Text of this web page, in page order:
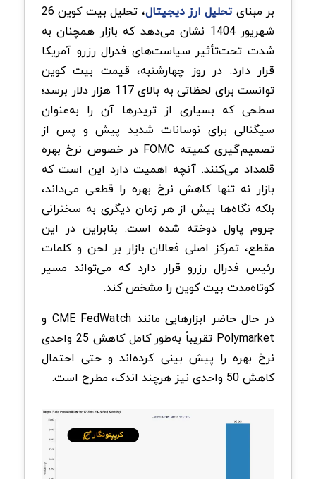
بر مبنای تحلیل ارز دیجیتال
، تحلیل بیت کوین 26
شهریور 1404 نشان می‌دهد که بازار همچنان به
شدت تحت‌تأثیر سیاست‌های فدرال رزرو آمریکا
قرار دارد. در روز چهارشنبه، قیمت بیت کوین
توانست برای لحظاتی به بالای 117 هزار دلار برسد؛
سطحی که بسیاری از تریدرها آن را به‌عنوان
سیگنالی برای نوسانات شدید پیش و پس از
تصمیم‌گیری کمیته FOMC در خصوص نرخ بهره
قلمداد می‌کنند. آنچه اهمیت دارد این است که
بازار نه تنها کاهش نرخ بهره را قطعی می‌داند،
بلکه نگاه‌ها بیش از هر زمان دیگری به سخنرانی
جروم پاول دوخته شده است. بنابراین در این
مقطع، تمرکز اصلی فعالان بازار بر لحن و کلمات
رئیس فدرال رزرو قرار دارد که می‌تواند مسیر
کوتاه‌مدت بیت کوین را مشخص کند.
در حال حاضر ابزارهایی مانند CME FedWatch و
Polymarket تقریباً به‌طور کامل کاهش 25 واحدی
نرخ بهره را پیش بینی کرده‌اند و حتی احتمال
کاهش 50 واحدی نیز هرچند اندک، مطرح است.